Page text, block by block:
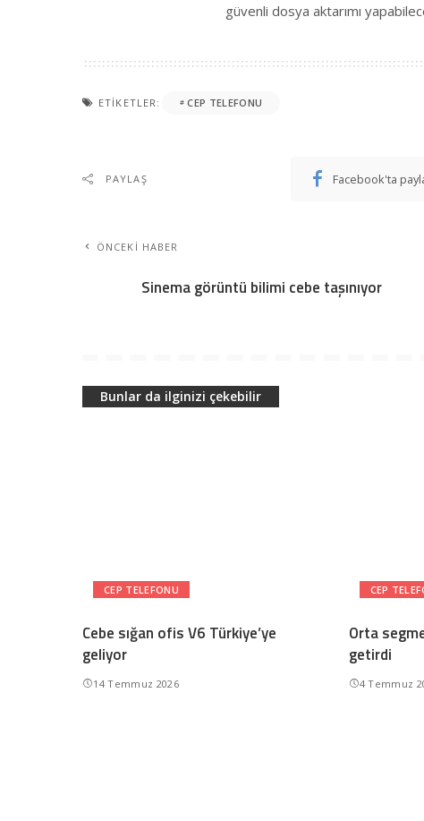
güvenli dosya aktarımı
ETIKETLER: CEP TELEFONU
PAYLAŞ Facebook'ta
ÖNCEKI HABER
Sinema görüntü bilimi cebe taşınıyor
Bunlar da ilginizi çekebilir
CEP TELEFONU
Cebe sığan ofis V6 Türkiye’ye
geliyor
14 Temmuz 2026
CEP
Orta
getirdi
4 Temmuz